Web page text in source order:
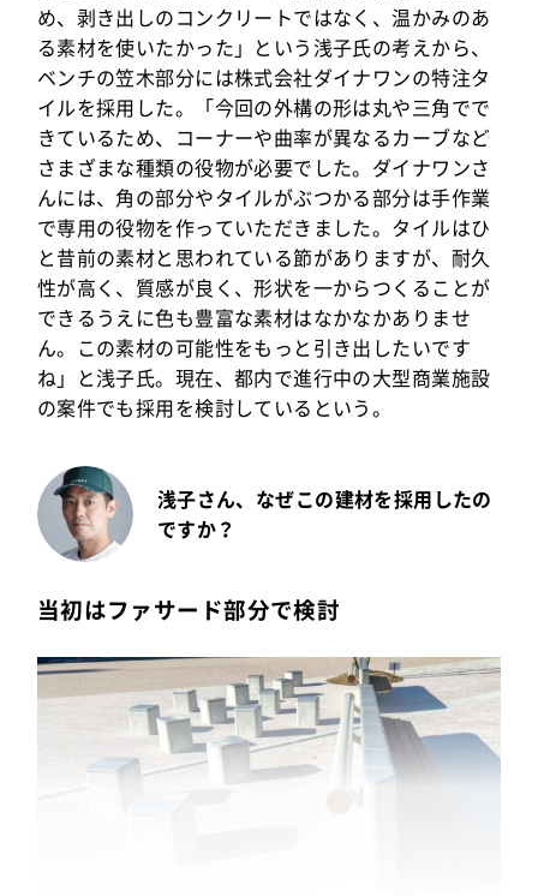
め、剥き出しのコンクリートではなく、温かみのあ
る素材を使いたかった」という浅子氏の考えから、
ベンチの笠木部分には株式会社ダイナワンの特注タ
イルを採用した。「今回の外構の形は丸や三角でで
きているため、コーナーや曲率が異なるカーブなど
さまざまな種類の役物が必要でした。ダイナワンさ
んには、角の部分やタイルがぶつかる部分は手作業
で専用の役物を作っていただきました。タイルはひ
と昔前の素材と思われている節がありますが、耐久
性が高く、質感が良く、形状を一からつくることが
できるうえに色も豊富な素材はなかなかありませ
ん。この素材の可能性をもっと引き出したいです
ね」と浅子氏。現在、都内で進行中の大型商業施設
の案件でも採用を検討しているという。
浅子さん、なぜこの建材を採用したの
ですか？
当初はファサード部分で検討